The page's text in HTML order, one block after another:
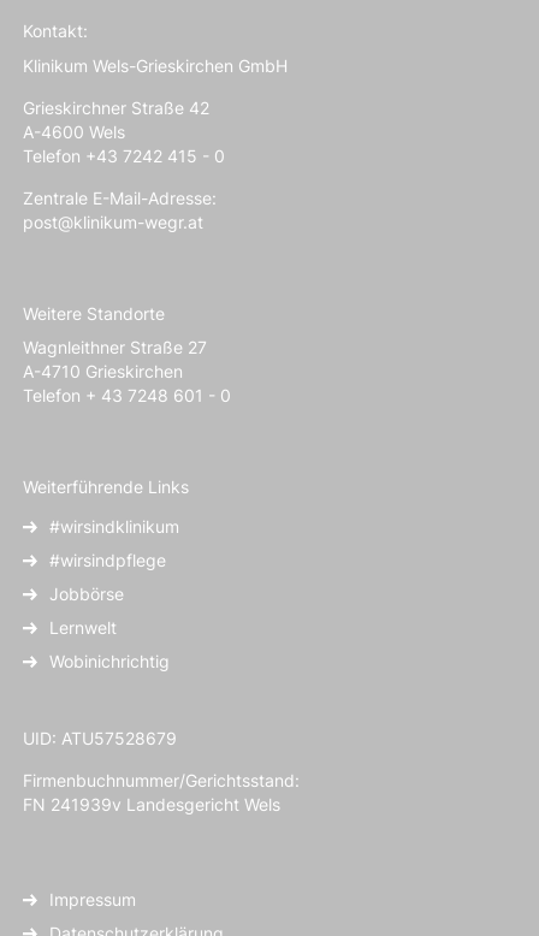
Kontakt:
Klinikum Wels-Grieskirchen GmbH
Grieskirchner Straße 42
A-4600 Wels
Telefon +43 7242 415 - 0
Zentrale E-Mail-Adresse:
post@klinikum-wegr.at
Weitere Standorte
Wagnleithner Straße 27
A-4710 Grieskirchen
Telefon + 43 7248 601 - 0
Weiterführende Links
#wirsindklinikum
#wirsindpflege
Jobbörse
Lernwelt
Wobinichrichtig
UID: ATU57528679
Firmenbuchnummer/Gerichtsstand:
FN 241939v Landesgericht Wels
Impressum